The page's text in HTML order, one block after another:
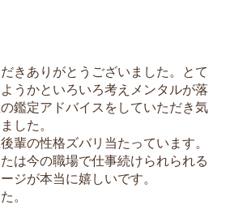
きありがとうございました。とて
うかといろいろ考えメンタルが落
鑑定アドバイスをしていただき気
した。
輩の性格ズバリ当たっています。
は今の職場で仕事続けられられる
ジが本当に嬉しいです。
。